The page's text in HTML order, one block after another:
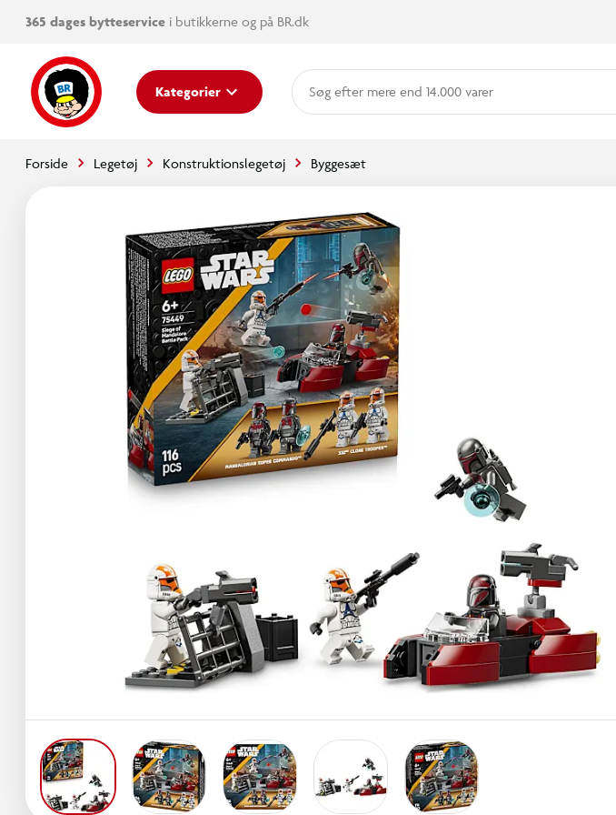
365 dages bytteservice i butikkerne og på BR.dk
Kategorier
mere end 14.000 varer
Forside Legetøj Konstruktionslegetøj Byggesæt